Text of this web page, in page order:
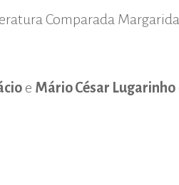
Comparada Margarida
e Mário César Lugarinho